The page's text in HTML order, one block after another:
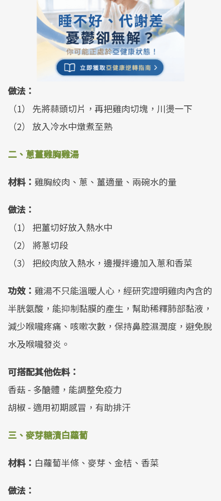
做法：
（1） 先將蒜頭切片，再把雞肉切塊，川燙一下
（2） 放入冷水中燉煮至熟
二、蔥薑雞胸雞湯
材料： 雞胸絞肉、蔥、薑適量、兩碗水的量
做法：
（1） 把薑切好放入熱水中
（2） 將蔥切段
（3） 把絞肉放入熱水，邊攪拌邊加入蔥和香菜
功效： 雞湯不只能溫暖人心，經研究證明雞肉內含的
半胱氨酸，能抑制黏膜的產生，幫助稀釋肺部黏液，
減少喉嚨疼痛、咳嗽次數，保持鼻腔濕潤度，避免脫
水及喉嚨發炎。
可搭配其他佐料：
香菇 - 多醣體，能調整免疫力
胡椒 - 適用初期感冒，有助排汗
三、麥芽糖漬白蘿蔔
材料： 白蘿蔔半條、麥芽、金桔、香菜
做法：